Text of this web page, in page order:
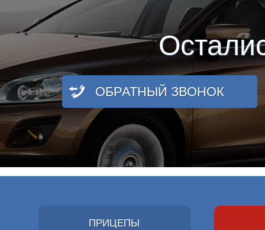
ОБРАТНЫЙ ЗВОНОК
ПРИЦЕПЫ